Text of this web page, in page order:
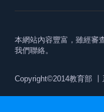
本網站內容豐富，雖經審
我們聯絡。
Copyright©2014教育部